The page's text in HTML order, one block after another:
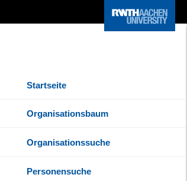
Startseite
Organisationsbaum
Organisationssuche
Personensuche